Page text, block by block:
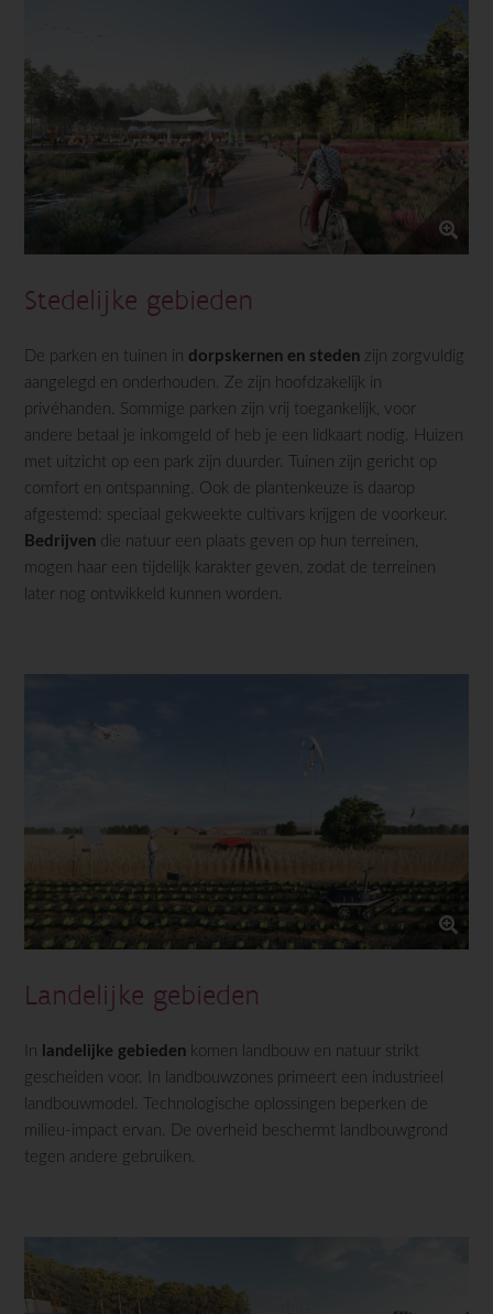
Stedelijke gebieden
De parken en tuinen in dorpskernen en steden zijn zorgvuldig
aangelegd en onderhouden. Ze zijn hoofdzakelijk in
privéhanden. Sommige parken zijn vrij toegankelijk, voor
andere betaal je inkomgeld of heb je een lidkaart nodig. Huizen
met uitzicht op een park zijn duurder. Tuinen zijn gericht op
comfort en ontspanning. Ook de plantenkeuze is daarop
afgestemd: speciaal gekweekte cultivars krijgen de voorkeur.
Bedrijven die natuur een plaats geven op hun terreinen,
mogen haar een tijdelijk karakter geven, zodat de terreinen
later nog ontwikkeld kunnen worden.
Landelijke gebieden
In landelijke gebieden komen landbouw en natuur strikt
gescheiden voor. In landbouwzones primeert een industrieel
landbouwmodel. Technologische oplossingen beperken de
milieu-impact ervan. De overheid beschermt landbouwgrond
tegen andere gebruiken.